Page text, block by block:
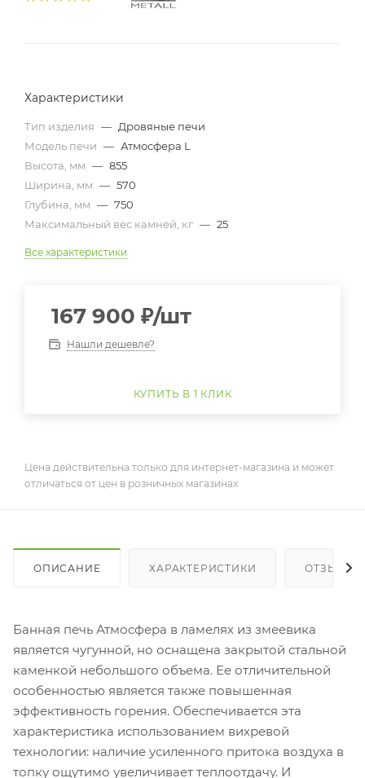
Характеристики
Тип изделия — Дровяные печи
Модель печи — Атмосфера L
Высота, мм — 855
Ширина, мм — 570
Глубина, мм — 750
Максимальный вес камней, кг — 25
Все характеристики
167 900 ₽/шт
Нашли дешевле?
КУПИТЬ В 1 КЛИК
Цена действительна только для интернет-магазина и может
отличаться от цен в розничных магазинах
ОПИСАНИЕ ХАРАКТЕРИСТИКИ ОТЗЫВЫ
Банная печь Атмосфера в ламелях из змеевика
является чугунной, но оснащена закрытой стальной
каменкой небольшого объема. Ее отличительной
особенностью является также повышенная
эффективность горения. Обеспечивается эта
характеристика использованием вихревой
технологии: наличие усиленного притока воздуха в
топку ощутимо увеличивает теплоотдачу. И